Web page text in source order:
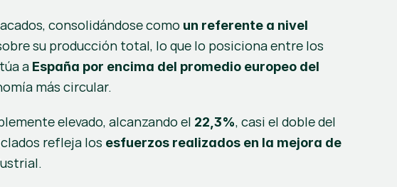
consolidándose como un referente a nivel
su producción total, lo que lo posiciona entre los
a España por encima del promedio europeo del
más circular.
elevado, alcanzando el 22,3%, casi el doble del
refleja los esfuerzos realizados en la mejora de